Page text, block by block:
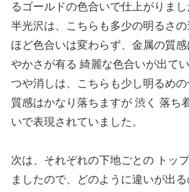
るゴールドの色合いで仕上がりまし
半光沢は、こちらも多少の明るさ
ほど色合いは変わらず、金属の質
やかさが有る 綺麗な色合いが出て
つや消しは、こちらも少し明るめ
質感はかなり落ちますが 渋く 落ち
いで表現されていました。
次は、それぞれの下地ごとの トッ
ましたので、どのように違いが出